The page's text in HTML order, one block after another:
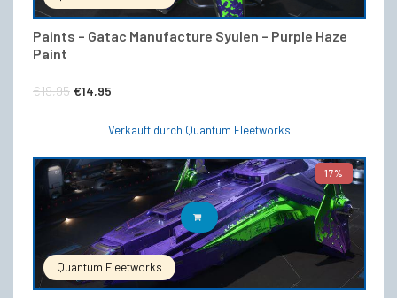
Paints – Gatac Manufacture Syulen – Purple Haze
Paint
€19,95 Ursprünglicher
€19,95
€14,95
€14,95.
Verkauft durch Quantum Fleetworks
17%
Quantum Fleetworks
IN DEN WARENKORB